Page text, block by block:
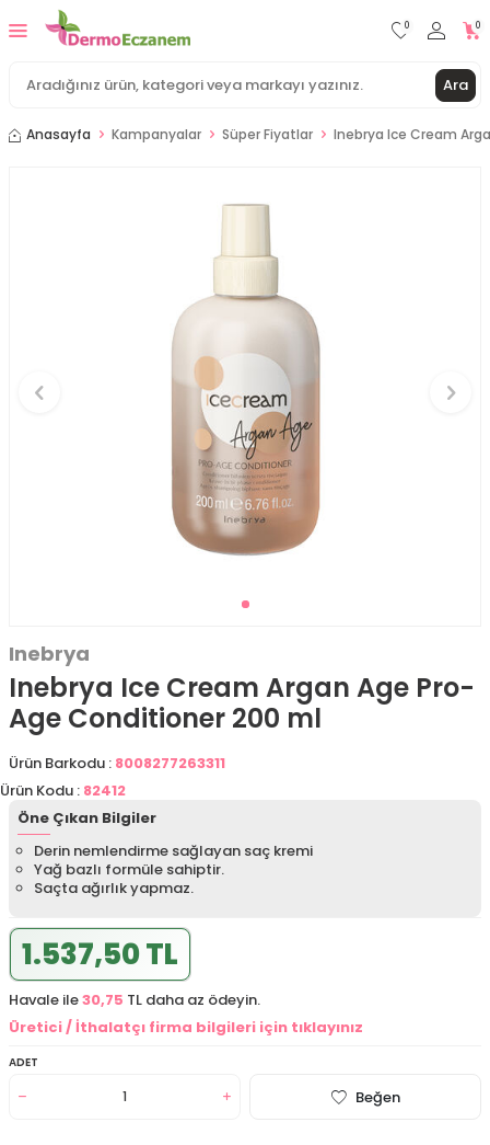
Ara
0 0
Anasayfa Kampanyalar Süper Fiyatlar Inebrya Ice Cream
Inebrya
Inebrya Ice Cream Argan Age Pro-
Age Conditioner 200 ml
Ürün Barkodu : 8008277263311
Ürün Kodu : 82412
Öne Çıkan Bilgiler
Derin nemlendirme sağlayan saç kremi
Yağ bazlı formüle sahiptir.
Saçta ağırlık yapmaz.
1.537,50 TL
Havale ile30,75 TL daha az ödeyin.
Üretici / İthalatçı firma bilgileri için tıklayınız
ADET
Beğen